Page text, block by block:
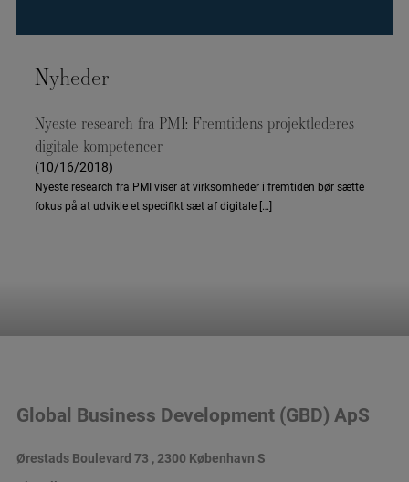
Nyheder
Nyeste research fra PMI: Fremtidens projektlederes
digitale kompetencer
(10/16/2018)
Nyeste research fra PMI viser at virksomheder i fremtiden bør sætte
fokus på at udvikle et specifikt sæt af digitale […]
Global Business Development (GBD) ApS
Ørestads Boulevard 73 , 2300 København S